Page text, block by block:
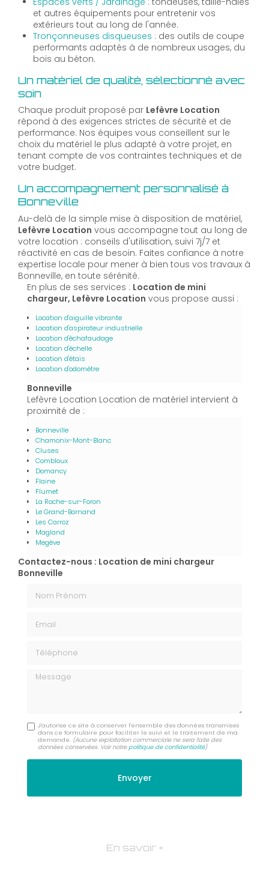
et autres équipements pour entretenir vos
extérieurs tout au long de l'année.
Tronçonneuses disqueuses : des outils de coupe
performants adaptés à de nombreux usages, du
bois au béton.
Un matériel de qualité, sélectionné avec
soin
Chaque produit proposé par Lefèvre Location
répond à des exigences strictes de sécurité et de
performance. Nos équipes vous conseillent sur le
choix du matériel le plus adapté à votre projet, en
tenant compte de vos contraintes techniques et de
votre budget.
Un accompagnement personnalisé à
Bonneville
Au-delà de la simple mise à disposition de matériel,
Lefèvre Location vous accompagne tout au long de
votre location : conseils d'utilisation, suivi 7j/7 et
réactivité en cas de besoin. Faites confiance à notre
expertise locale pour mener à bien tous vos travaux à
Bonneville, en toute sérénité.
En plus de ses services : Location de mini
chargeur, Lefèvre Location vous propose aussi :
Location d'aiguille vibrante
Location d'aspirateur industrielle
Location d'échafaudage
Location d'échelle
Location d'étais
Location d'odomètre
Bonneville
Lefèvre Location Location de matériel intervient à
proximité de :
Bonneville
Chamonix-Mont-Blanc
Cluses
Combloux
Domancy
Flaine
Flumet
La Roche-sur-Foron
Le Grand-Bornand
Les Carroz
Magland
Megève
Contactez-nous : Location de mini chargeur
Bonneville
Message
J'autorise ce site à conserver l'ensemble des données transmises
dans ce formulaire pour faciliter le suivi et le traitement de ma
demande. (Aucune exploitation commerciale ne sera faite des
données conservées. Voir notrepolitique de confidentialité)
En savoir +